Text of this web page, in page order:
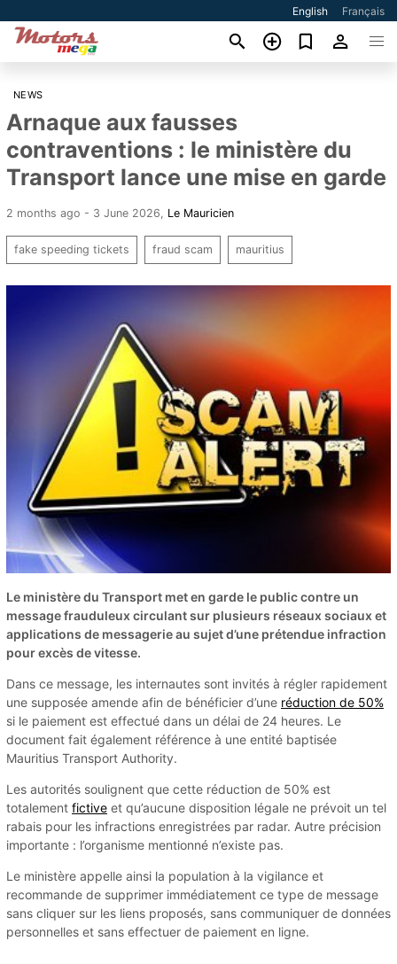
English Français
NEWS
Arnaque aux fausses
contraventions : le ministère du
Transport lance une mise en garde
2 months ago - 3 June 2026 Le Mauricien
fake speeding tickets fraud scam mauritius
Le ministère du Transport met en garde le public contre un
message frauduleux circulant sur plusieurs réseaux sociaux et
applications de messagerie au sujet d’une prétendue infraction
pour excès de vitesse.
Dans ce message, les internautes sont invités à régler rapidement
une supposée amende afin de bénéficier d’une réduction de 50%
si le paiement est effectué dans un délai de 24 heures. Le
document fait également référence à une entité baptisée
Mauritius Transport Authority.
Les autorités soulignent que cette réduction de 50% est
totalement fictive et qu’aucune disposition légale ne prévoit un tel
rabais pour les infractions enregistrées par radar. Autre précision
importante : l’organisme mentionné n’existe pas.
Le ministère appelle ainsi la population à la vigilance et
recommande de supprimer immédiatement ce type de message
sans cliquer sur les liens proposés, sans communiquer de données
personnelles et sans effectuer de paiement en ligne.